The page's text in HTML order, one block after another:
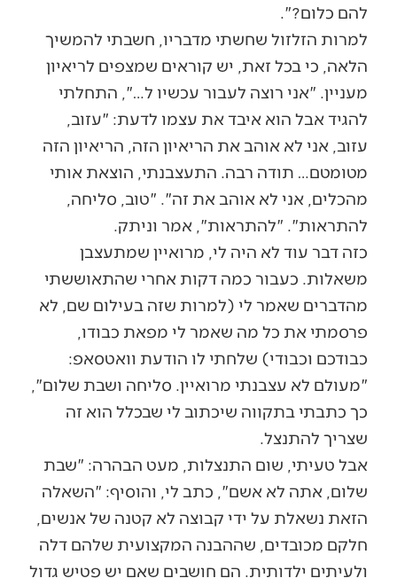
להם כלום?".
למרות הזלזול שחשתי מדבריו, חשבתי להמשיך
הלאה, כי בכל זאת, יש קוראים שמצפים לריאיון
מעניין. "אני רוצה לעבור עכשיו ל…", התחלתי
להגיד אבל הוא איבד את עצמו לדעת: "עזוב,
עזוב, אני לא אוהב את הריאיון הזה, הריאיון הזה
מטומטם… תודה רבה. התעצבנתי, הוצאת אותי
מהכלים, אני לא אוהב את זה". "טוב, סליחה,
להתראות". "להתראות", אמר וניתק.
כזה דבר עוד לא היה לי, מרואיין שמתעצבן
משאלות. כעבור כמה דקות אחרי שהתאוששתי
מהדברים שאמר לי (למרות שזה בעילום שם, לא
פרסמתי את כל מה שאמר לי מפאת כבודו,
כבודכם וכבודי) שלחתי לו הודעת וואטסאפ:
"מעולם לא עצבנתי מרואיין. סליחה ושבת שלום",
כך כתבתי בתקווה שיכתוב לי שבכלל הוא זה
שצריך להתנצל.
אבל טעיתי, שום התנצלות, מעט הבהרה: "שבת
שלום, אתה לא אשם", כתב לי, והוסיף: "השאלה
הזאת נשאלת על ידי קבוצה לא קטנה של אנשים,
חלקם מכובדים, שההבנה המקצועית שלהם דלה
ולעיתים ילדותית. הם חושבים שאם יש פטיש גדול